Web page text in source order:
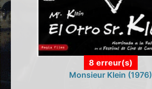
8 erreur(s)
Monsieur Klein (1976)